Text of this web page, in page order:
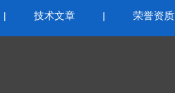
| 技术文章 | 荣誉资质